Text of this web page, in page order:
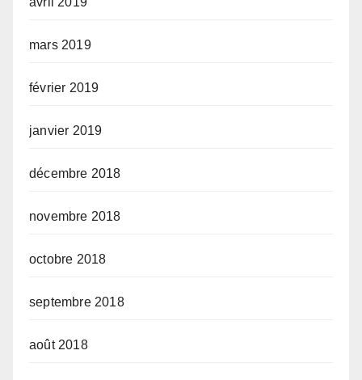
mars 2019
février 2019
janvier 2019
décembre 2018
novembre 2018
octobre 2018
septembre 2018
août 2018